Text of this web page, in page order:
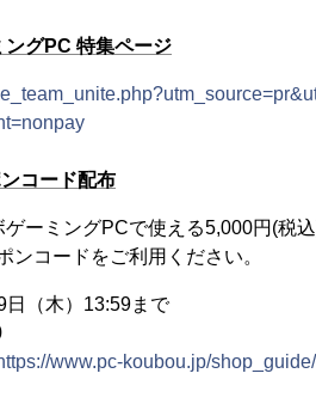
グPC 特集ページ
コード配布
ゲーミングPCで使える5,000円(税
ンコードをご利用ください。
日（木）13:59まで
www.pc-koubou.jp/